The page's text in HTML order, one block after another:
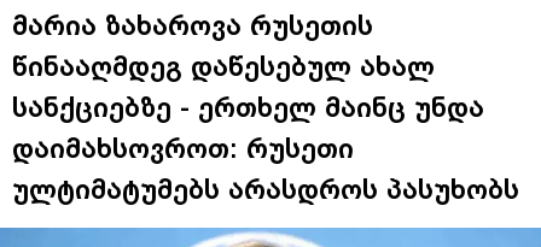
მარია ზახაროვა რუსეთის
წინააღმდეგ დაწესებულ ახალ
სანქციებზე - ერთხელ მაინც უნდა
დაიმახსოვროთ: რუსეთი
ულტიმატუმებს არასდროს პასუხობს